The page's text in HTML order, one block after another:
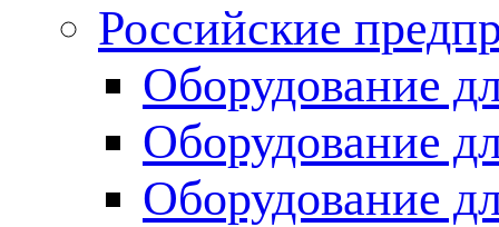
Российские
Оборудование
Оборудование
Оборудование